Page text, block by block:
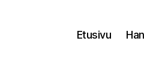
Etusivu